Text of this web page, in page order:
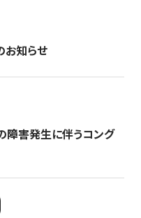
お知らせ
障害発生に伴うコング